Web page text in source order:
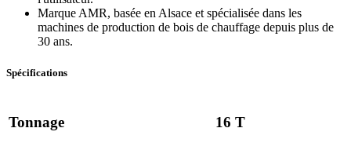
Marque AMR, basée en Alsace et spécialisée dans les
machines de production de bois de chauffage depuis plus de
30 ans.
Spécifications
Tonnage 16 T